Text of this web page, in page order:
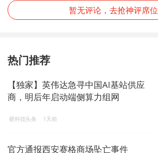
暂无评论，去抢神评席位
热门推荐
【独家】英伟达急寻中国AI基站供应
商，明后年启动端侧算力组网
硬科技头条 1天前
官方通报西安赛格商场坠亡事件